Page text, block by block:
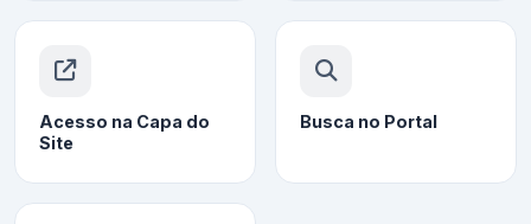
Acesso na Capa do
Site
Busca no Portal